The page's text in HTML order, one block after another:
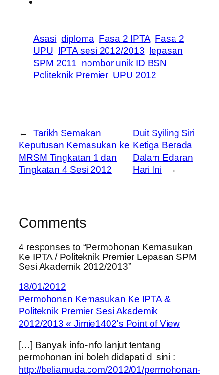
Asasi diploma Fasa 2 IPTA Fasa 2
UPU IPTA sesi 2012/2013
lepasan
SPM 2011 nombor unik ID BSN
Politeknik Premier UPU 2012
←
Tarikh Semakan
Keputusan Kemasukan ke
MRSM Tingkatan 1 dan
Tingkatan 4 Sesi 2012
Duit Syiling Siri
Ketiga Berada
Dalam Edaran
Hari Ini
→
Comments
4 responses to “Permohonan Kemasukan
Ke IPTA / Politeknik Premier Lepasan SPM
Sesi Akademik 2012/2013”
18/01/2012
Permohonan Kemasukan Ke IPTA &
Politeknik Premier Sesi Akademik
2012/2013 « Jimie1402's Point of View
[…] Banyak info-info lanjut tentang
permohonan ini boleh didapati di sini :
http://beliamuda.com/2012/01/permohonan-